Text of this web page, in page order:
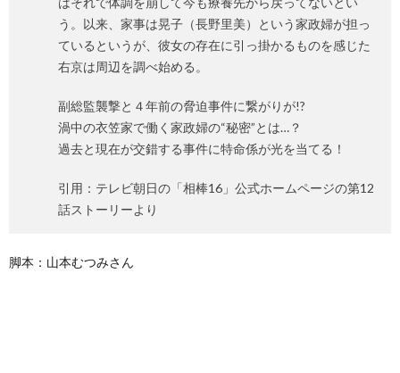
う。以来、家事は晃子（長野里美）という家政婦が担っ
ているというが、彼女の存在に引っ掛かるものを感じた
右京は周辺を調べ始める。
副総監襲撃と４年前の脅迫事件に繋がりが!?
渦中の衣笠家で働く家政婦の“秘密”とは…？
過去と現在が交錯する事件に特命係が光を当てる！
引用：テレビ朝日の「相棒16」公式ホームページの第12
話ストーリーより
脚本：山本むつみさん